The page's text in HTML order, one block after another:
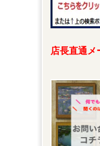
店長直通メ